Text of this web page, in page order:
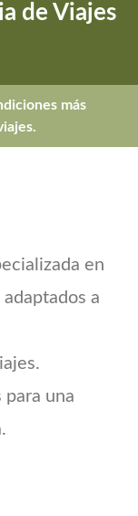
de Viajes
más
en
a
para una